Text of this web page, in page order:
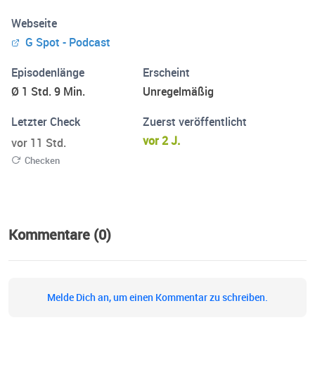
ihr mit euren Gedanken nicht allein seid. Get ready for a
ride: Hier geht es um den Sweet Spot, den G Spot - eine
vielen Zwischentönen.
Webseite
G Spot - Podcast
Episodenlänge
Ø 1 Std. 9 Min.
Erscheint
Unregelmäßig
Letzter Check
vor 11 Std.
Checken
Zuerst veröffentlicht
vor 2 J.
Kommentare (0)
Melde Dich an, um einen Kommentar zu schreiben.